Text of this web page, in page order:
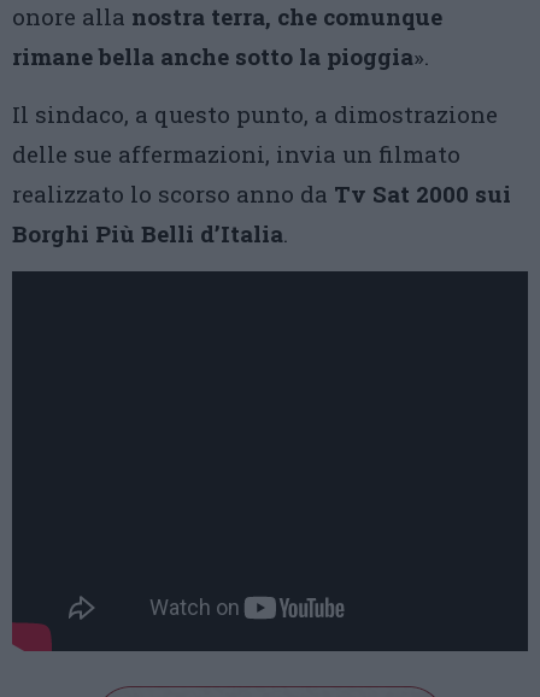
onore alla nostra terra, che comunque
rimane bella anche sotto la pioggia».
Il sindaco, a questo punto, a dimostrazione
delle sue affermazioni, invia un filmato
realizzato lo scorso anno da Tv Sat 2000 sui
Borghi Più Belli d’Italia.